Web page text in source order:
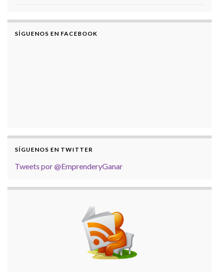
SÍGUENOS EN FACEBOOK
SÍGUENOS EN TWITTER
Tweets por @EmprenderyGanar